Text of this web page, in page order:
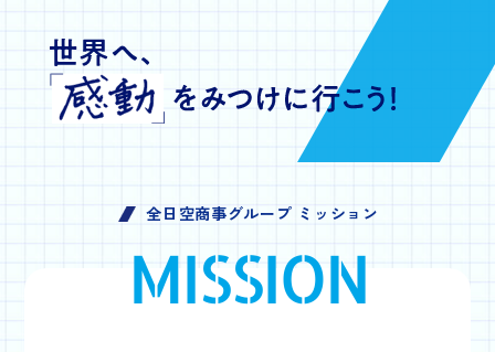
全日空商事グループ ミッション
MISSION